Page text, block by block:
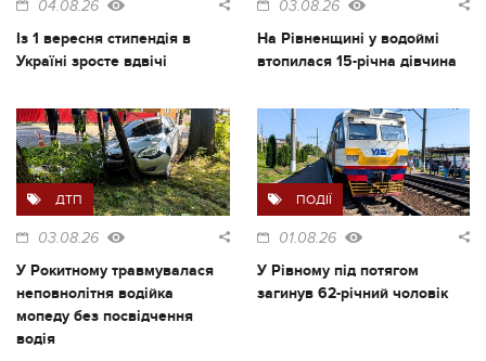
04.08.26
Із 1 вересня стипендія в
Україні зросте вдвічі
03.08.26
На Рівненщині у водоймі
втопилася 15-річна дівчина
ДТП
03.08.26
У Рокитному травмувалася
неповнолітня водійка
мопеду без посвідчення
водія
ПОДІЇ
01.08.26
У Рівному під потягом
загинув 62-річний чоловік